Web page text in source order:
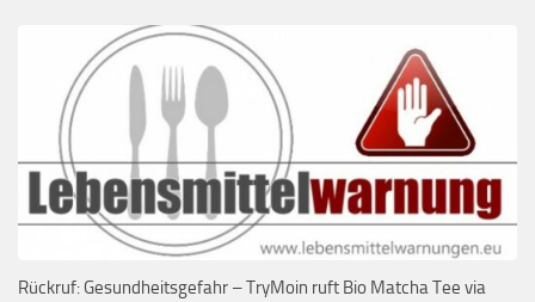
Rückruf: Gesundheitsgefahr – TryMoin ruft Bio Matcha Tee via